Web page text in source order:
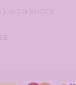
& WORKSHOPS